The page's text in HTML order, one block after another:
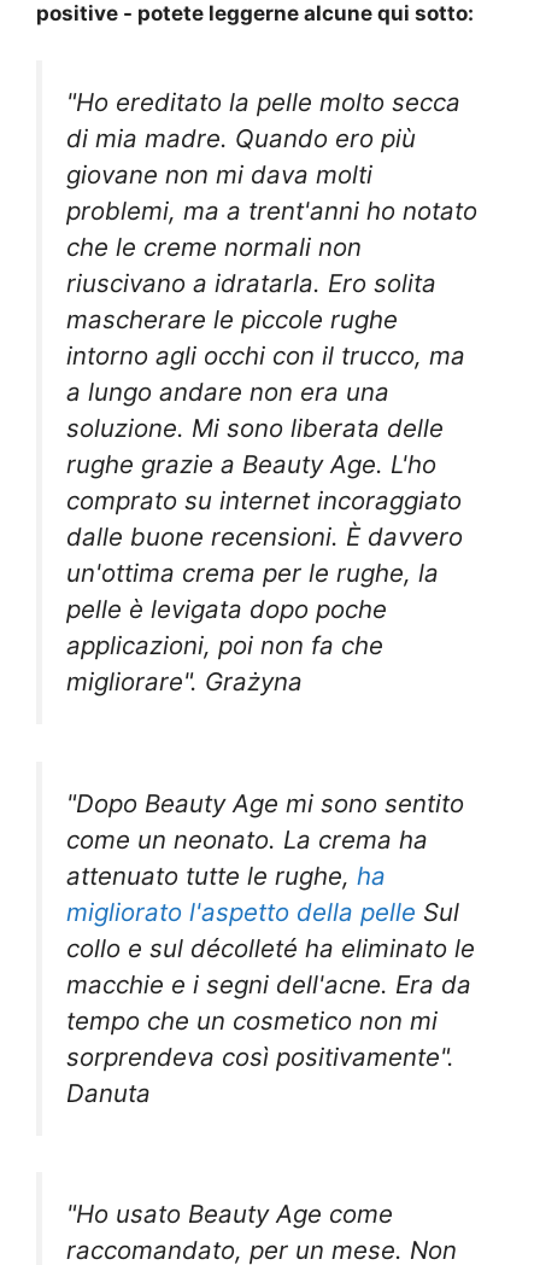
positive - potete leggerne alcune qui sotto:
"Ho ereditato la pelle molto secca
di mia madre. Quando ero più
giovane non mi dava molti
problemi, ma a trent'anni ho notato
che le creme normali non
riuscivano a idratarla. Ero solita
mascherare le piccole rughe
intorno agli occhi con il trucco, ma
a lungo andare non era una
soluzione. Mi sono liberata delle
rughe grazie a Beauty Age. L'ho
comprato su internet incoraggiato
dalle buone recensioni. È davvero
un'ottima crema per le rughe, la
pelle è levigata dopo poche
applicazioni, poi non fa che
migliorare". Grażyna
"Dopo Beauty Age mi sono sentito
come un neonato. La crema ha
attenuato tutte le rughe, ha
migliorato l'aspetto della pelle Sul
collo e sul décolleté ha eliminato le
macchie e i segni dell'acne. Era da
tempo che un cosmetico non mi
sorprendeva così positivamente".
Danuta
"Ho usato Beauty Age come
raccomandato, per un mese. Non